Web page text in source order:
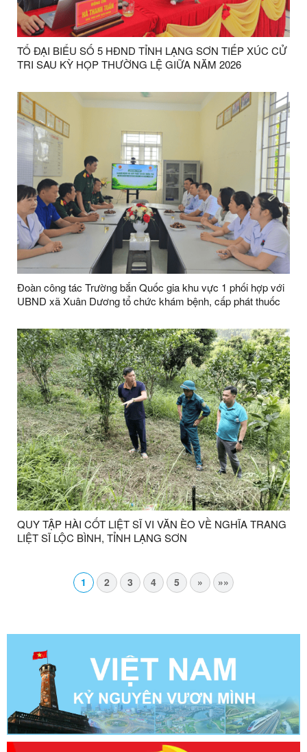
TỔ ĐẠI BIỂU SỐ 5 HĐND TỈNH LẠNG SƠN TIẾP XÚC CỬ
TRI SAU KỲ HỌP THƯỜNG LỆ GIỮA NĂM 2026
Đoàn công tác Trường bắn Quốc gia khu vực 1 phối hợp với
UBND xã Xuân Dương tổ chức khám bệnh, cấp phát thuốc
địa bàn xã Xuân Dương
QUY TẬP HÀI CỐT LIỆT SĨ VI VĂN ÈO VỀ NGHĨA TRANG
LIỆT SĨ LỘC BÌNH, TỈNH LẠNG SƠN
1 2 3 4 5 » »»